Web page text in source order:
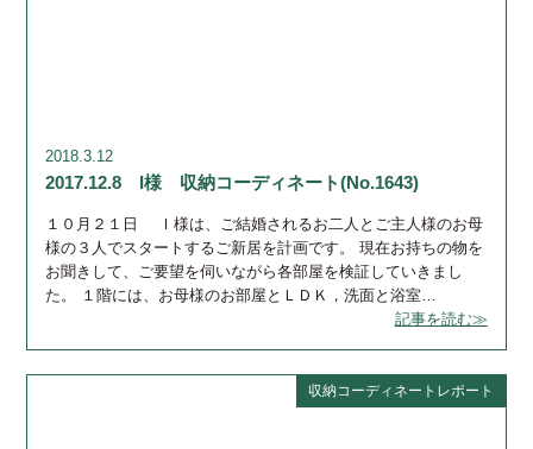
2018.3.12
2017.12.8 I様 収納コーディネート(No.1643)
１０月２１日 Ｉ様は、ご結婚されるお二人とご主人様のお母
様の３人でスタートするご新居を計画です。 現在お持ちの物を
お聞きして、ご要望を伺いながら各部屋を検証していきまし
た。 １階には、お母様のお部屋とＬＤＫ，洗面と浴室…
記事を読む≫
収納コーディネートレポート